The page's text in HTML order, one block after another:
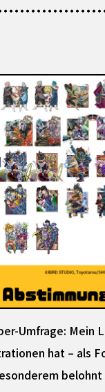
Umfrage: Mein
hat – als